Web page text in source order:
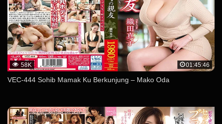
58K 01:45:46
VEC-444 Sohib Mamak Ku Berkunjung – Mako Oda